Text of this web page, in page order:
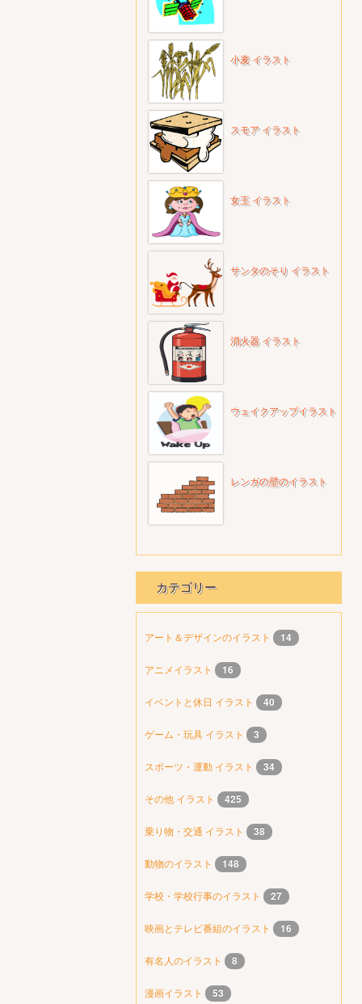
小麦 イラスト
スモア イラスト
女王 イラスト
サンタのそり イラスト
消火器 イラスト
ウェイクアップイラスト
レンガの壁のイラスト
カテゴリー
アート＆デザインのイラスト 14
アニメイラスト 16
イベントと休日 イラスト 40
ゲーム・玩具 イラスト 3
スポーツ・運動 イラスト 34
その他 イラスト 425
乗り物・交通 イラスト 38
動物のイラスト 148
学校・学校行事のイラスト 27
映画とテレビ番組のイラスト 16
有名人のイラスト 8
漫画イラスト 53